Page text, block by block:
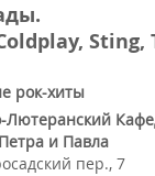
Sting,
рок-хиты
Лютеранский
и Павла
пер., 7